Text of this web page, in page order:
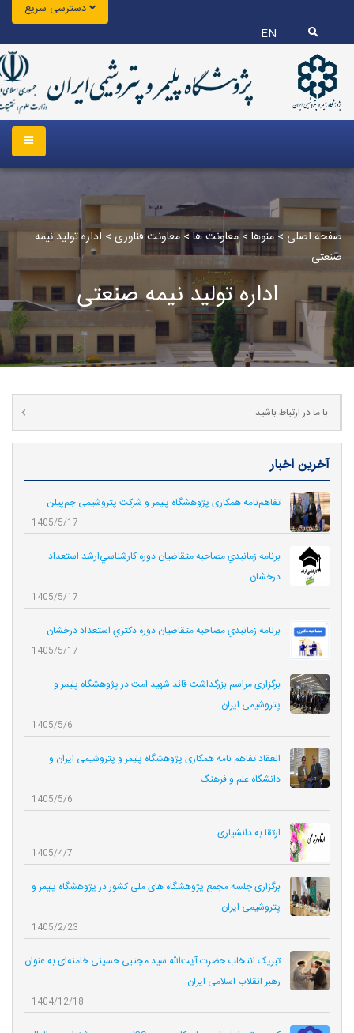
EN
دسترسی سریع
اداره تولید نیمه صنعتی
صفحه اصلی> منوها> معاونت ها> معاونت فناوری > اداره تولید نیمه
صنعتی
با ما در ارتباط باشید
آخرین اخبار
تفاهم‌نامه همکاری پژوهشگاه پلیمر و شرکت پتروشیمی جم‌پیلن
1405/5/17
برنامه زمانبدي مصاحبه متقاضيان دوره كارشناسي‌ارشد استعداد
درخشان
1405/5/17
برنامه زمانبدي مصاحبه متقاضيان دوره دكتري استعداد درخشان
1405/5/17
برگزاری مراسم بزرگداشت قائد شهید امت در پژوهشگاه پلیمر و
پتروشیمی ایران
1405/5/6
انعقاد تفاهم نامه همکاری‌ پژوهشگاه پلیمر و پتروشیمی ایران و
دانشگاه علم و فرهنگ
1405/5/6
ارتقا به دانشیاری
1405/4/7
برگزاری جلسه مجمع پژوهشگاه های ملی کشور در پژوهشگاه پلیمر و
پتروشیمی ایران
1405/2/23
تبریک انتخاب حضرت آیت‌الله سید مجتبی حسینی خامنه‌ای به عنوان
رهبر انقلاب اسلامی ایران
1404/12/18